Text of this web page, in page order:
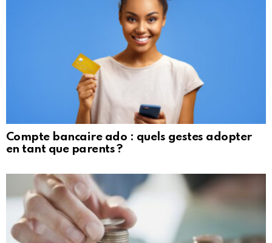
Compte bancaire ado : quels gestes adopter
en tant que parents ?